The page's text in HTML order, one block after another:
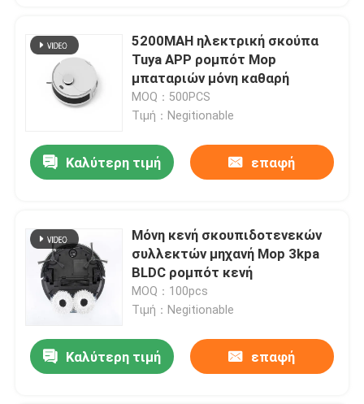
5200MAH ηλεκτρική σκούπα
Tuya APP ρομπότ Mop
μπαταριών μόνη καθαρή
MOQ：500PCS
Τιμή：Negitionable
Καλύτερη τιμή επαφή
Μόνη κενή σκουπιδοτενεκών
συλλεκτών μηχανή Mop 3kpa
BLDC ρομπότ κενή
MOQ：100pcs
Τιμή：Negitionable
Καλύτερη τιμή επαφή